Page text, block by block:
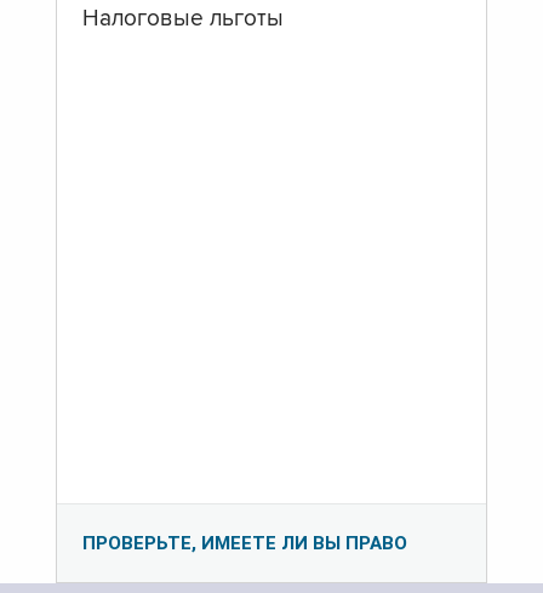
Налоговые льготы
ПРОВЕРЬТЕ, ИМЕЕТЕ ЛИ ВЫ ПРАВО